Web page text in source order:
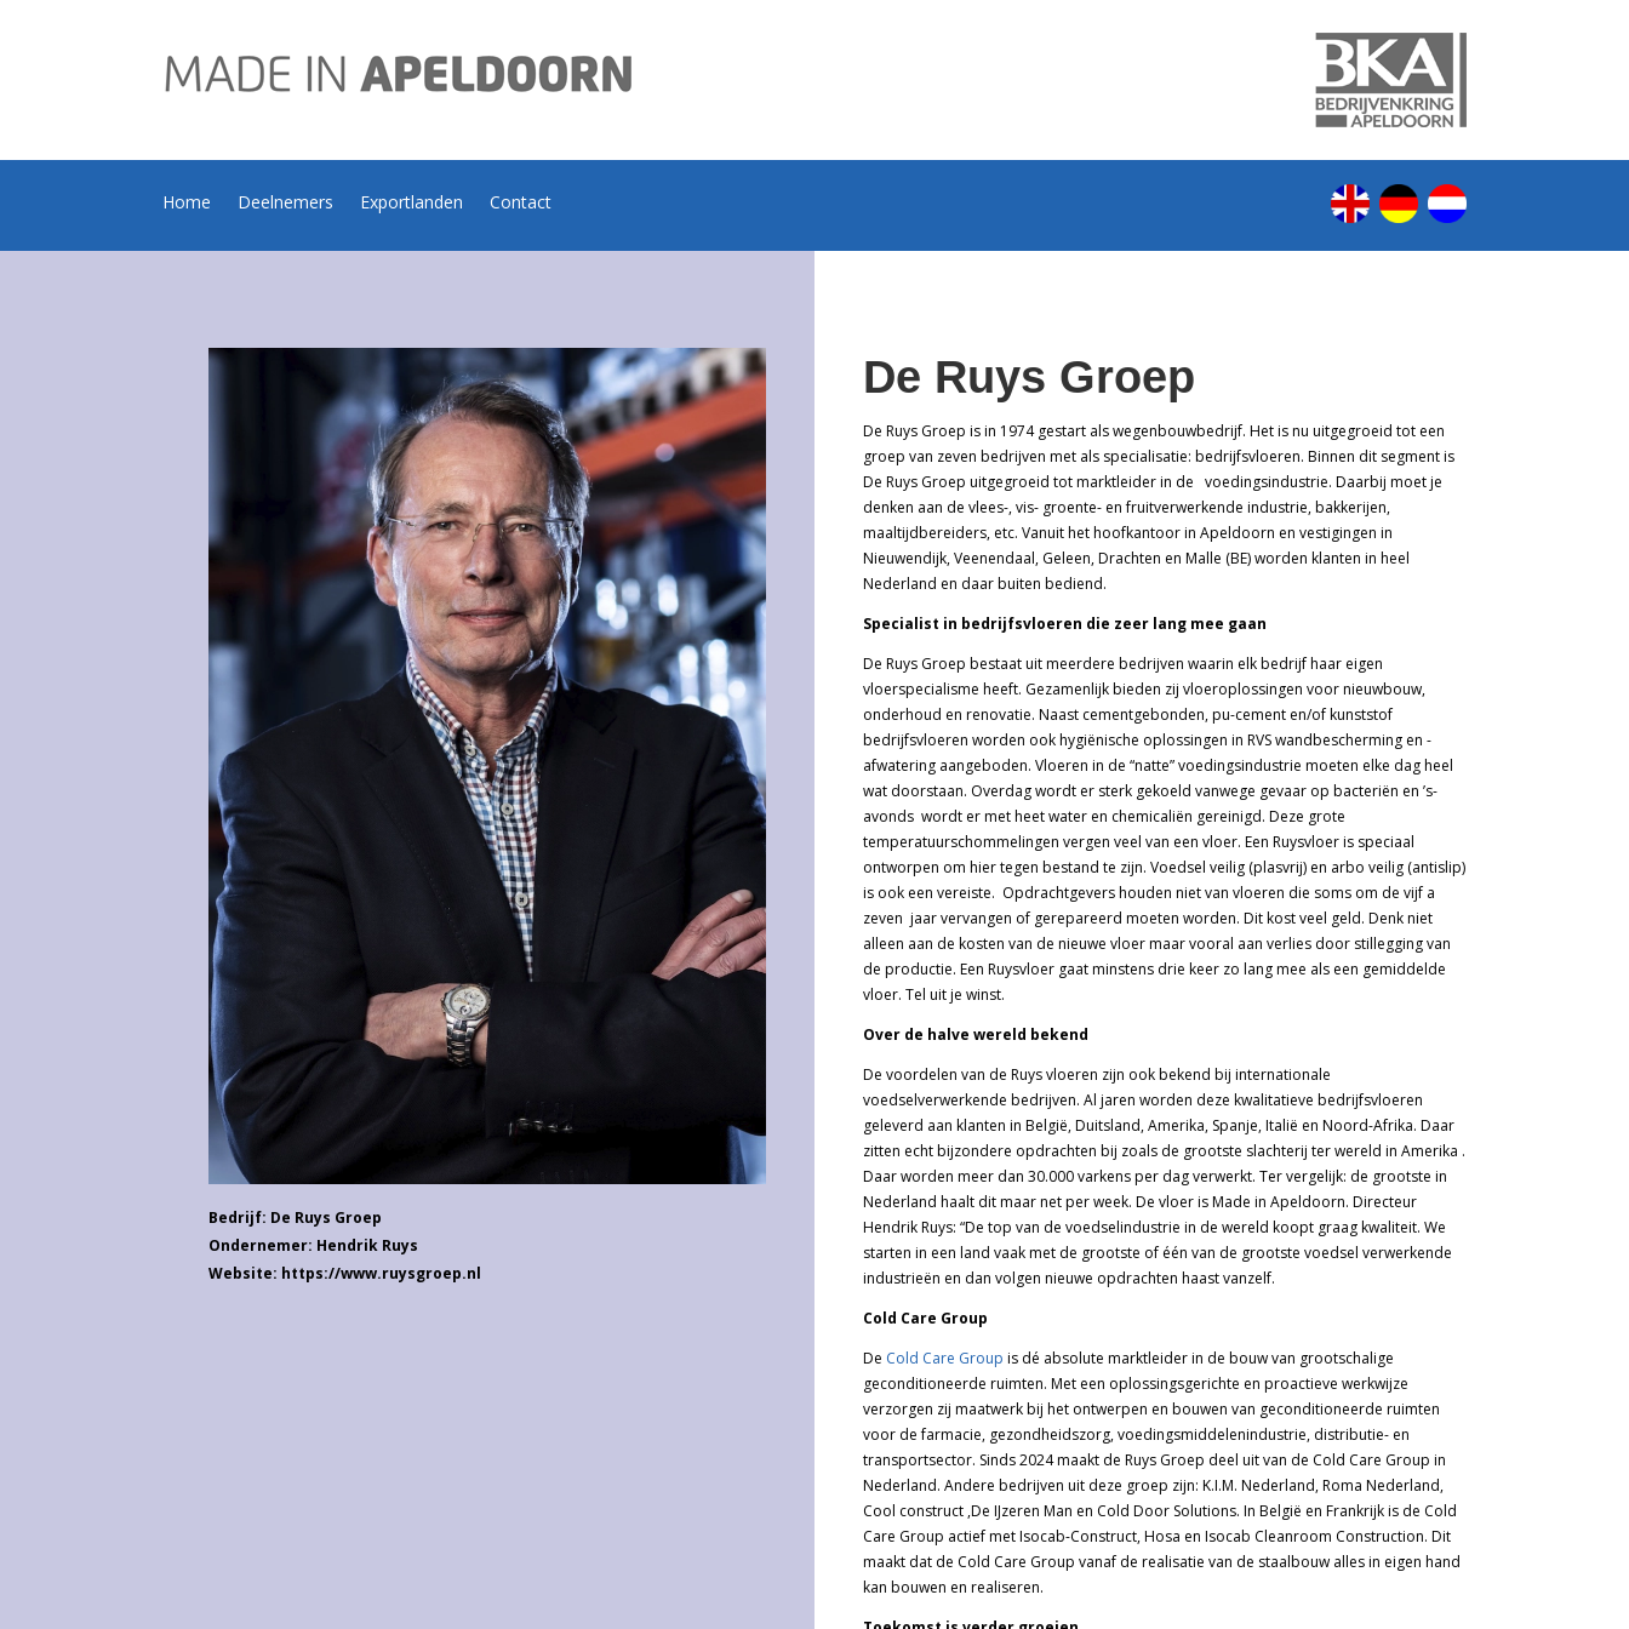
Home Deelnemers Exportlanden Contact
Bedrijf: De Ruys Groep
Ondernemer: Hendrik Ruys
Website: https://www.ruysgroep.nl
De Ruys Groep
De Ruys Groep is in 1974 gestart als wegenbouwbedrijf. Het is nu uitgegroeid tot een
groep van zeven bedrijven met als specialisatie: bedrijfsvloeren. Binnen dit segment is
De Ruys Groep uitgegroeid tot marktleider in de voedingsindustrie. Daarbij moet je
denken aan de vlees-, vis- groente- en fruitverwerkende industrie, bakkerijen,
maaltijdbereiders, etc. Vanuit het hoofkantoor in Apeldoorn en vestigingen in
Nieuwendijk, Veenendaal, Geleen, Drachten en Malle (BE) worden klanten in heel
Nederland en daar buiten bediend.
Specialist in bedrijfsvloeren die zeer lang mee gaan
De Ruys Groep bestaat uit meerdere bedrijven waarin elk bedrijf haar eigen
vloerspecialisme heeft. Gezamenlijk bieden zij vloeroplossingen voor nieuwbouw,
onderhoud en renovatie. Naast cementgebonden, pu-cement en/of kunststof
bedrijfsvloeren worden ook hygiënische oplossingen in RVS wandbescherming en -
afwatering aangeboden. Vloeren in de “natte” voedingsindustrie moeten elke dag heel
wat doorstaan. Overdag wordt er sterk gekoeld vanwege gevaar op bacteriën en ’s-
avonds wordt er met heet water en chemicaliën gereinigd. Deze grote
temperatuurschommelingen vergen veel van een vloer. Een Ruysvloer is speciaal
ontworpen om hier tegen bestand te zijn. Voedsel veilig (plasvrij) en arbo veilig (antislip)
is ook een vereiste. Opdrachtgevers houden niet van vloeren die soms om de vijf a
zeven jaar vervangen of gerepareerd moeten worden. Dit kost veel geld. Denk niet
alleen aan de kosten van de nieuwe vloer maar vooral aan verlies door stillegging van
de productie. Een Ruysvloer gaat minstens drie keer zo lang mee als een gemiddelde
vloer. Tel uit je winst.
Over de halve wereld bekend
De voordelen van de Ruys vloeren zijn ook bekend bij internationale
voedselverwerkende bedrijven. Al jaren worden deze kwalitatieve bedrijfsvloeren
geleverd aan klanten in België, Duitsland, Amerika, Spanje, Italië en Noord-Afrika. Daar
zitten echt bijzondere opdrachten bij zoals de grootste slachterij ter wereld in Amerika .
Daar worden meer dan 30.000 varkens per dag verwerkt. Ter vergelijk: de grootste in
Nederland haalt dit maar net per week. De vloer is Made in Apeldoorn. Directeur
Hendrik Ruys: “De top van de voedselindustrie in de wereld koopt graag kwaliteit. We
starten in een land vaak met de grootste of één van de grootste voedsel verwerkende
industrieën en dan volgen nieuwe opdrachten haast vanzelf.
Cold Care Group
De Cold Care Group is dé absolute marktleider in de bouw van grootschalige
geconditioneerde ruimten. Met een oplossingsgerichte en proactieve werkwijze
verzorgen zij maatwerk bij het ontwerpen en bouwen van geconditioneerde ruimten
voor de farmacie, gezondheidszorg, voedingsmiddelenindustrie, distributie- en
transportsector. Sinds 2024 maakt de Ruys Groep deel uit van de Cold Care Group in
Nederland. Andere bedrijven uit deze groep zijn: K.I.M. Nederland, Roma Nederland,
Cool construct ,De IJzeren Man en Cold Door Solutions. In België en Frankrijk is de Cold
Care Group actief met Isocab-Construct, Hosa en Isocab Cleanroom Construction. Dit
maakt dat de Cold Care Group vanaf de realisatie van de staalbouw alles in eigen hand
kan bouwen en realiseren.